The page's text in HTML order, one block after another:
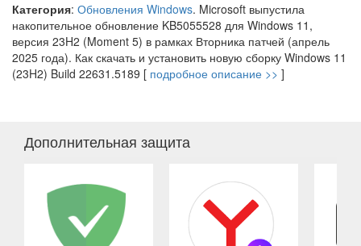
Категория: Обновления Windows. Microsoft выпустила
накопительное обновление KB5055528 для Windows 11,
версия 23H2 (Moment 5) в рамках Вторника патчей (апрель
2025 года). Как скачать и установить новую сборку Windows 11
(23H2) Build 22631.5189 [ подробное описание >> ]
Дополнительная защита